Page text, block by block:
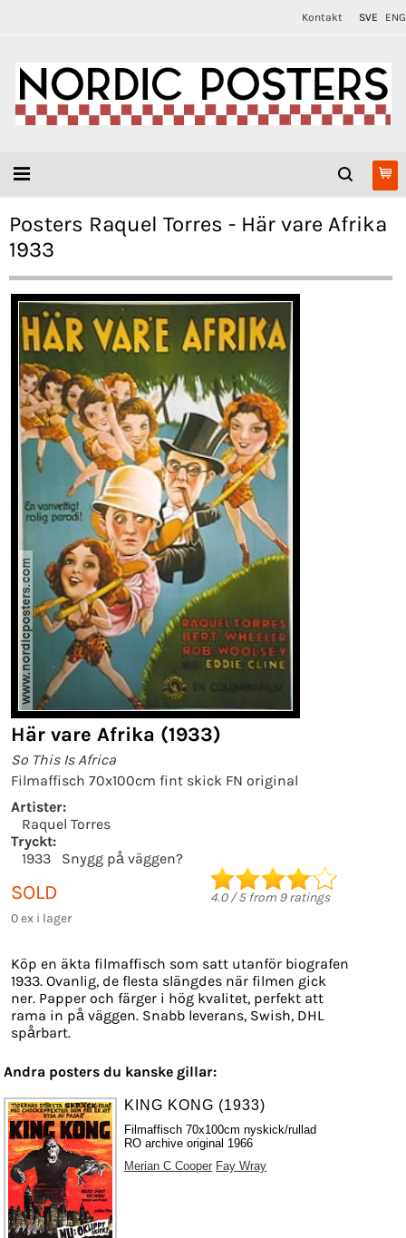
Kontakt SVE ENG
Posters Raquel Torres - Här vare Afrika
1933
Här vare Afrika (1933)
So This Is Africa
Filmaffisch 70x100cm fint skick FN original
Artister:
Raquel Torres
Tryckt:
1933
Snygg på väggen?
SOLD
0 ex i lager
4.0/5from 9ratings
Köp en äkta filmaffisch som satt utanför biografen
1933. Ovanlig, de flesta slängdes när filmen gick
ner. Papper och färger i hög kvalitet, perfekt att
rama in på väggen. Snabb leverans, Swish, DHL
spårbart.
Andra posters du kanske gillar:
KING KONG (1933)
Filmaffisch 70x100cm nyskick/rullad
RO archive original 1966
Merian C Cooper Fay Wray